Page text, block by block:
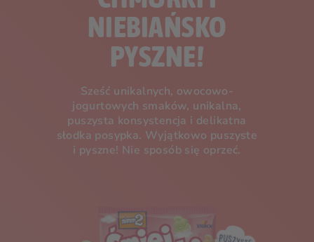
NIEBIAŃSKO
PYSZNE!
Sześć unikalnych, owocowo-
jogurtowych smaków, unikalna,
puszysta konsystencja i delikatna
słodka posypka. Wyjątkowo puszyste
i pyszne! Nie sposób się oprzeć.